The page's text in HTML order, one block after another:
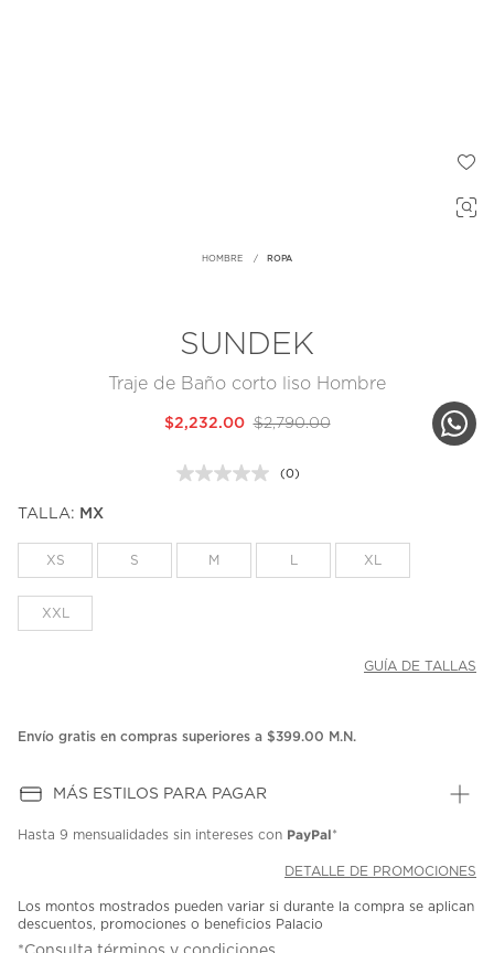
HOMBRE ROPA
SUNDEK
Traje de Baño corto liso Hombre
$2,790.00
$2,232.00
Sin
la
misma
(0)
TALLA: MX
XS S M XL
XXL
GUÍA DE TALLAS
Envío gratis en compras superiores a $399.00 M.N.
MÁS ESTILOS PARA PAGAR
Hasta 9 mensualidades sin intereses con PayPal*
DETALLE DE PROMOCIONES
Los montos mostrados pueden variar si durante la compra se aplican
descuentos, promociones o beneficios Palacio